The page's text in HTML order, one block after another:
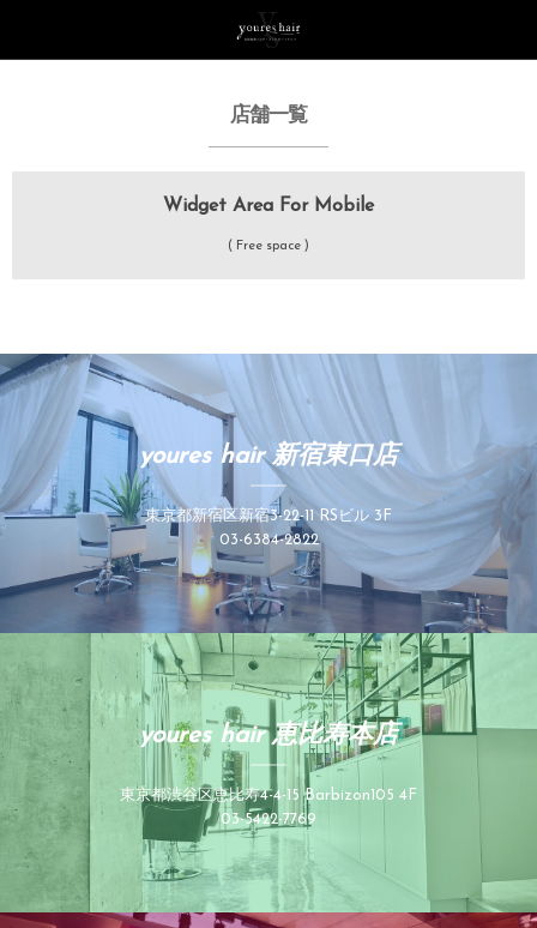
店舗一覧
Widget Area For Mobile
( Free space )
youres hair 新宿東口店
東京都新宿区新宿3-22-11 RSビル 3F
03-6384-2822
youres hair 恵比寿本店
東京都渋谷区恵比寿4-4-15 Barbizon105 4F
03-5422-7769